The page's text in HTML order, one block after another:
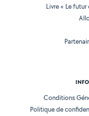
Livre « Le
Conditions
Politique de